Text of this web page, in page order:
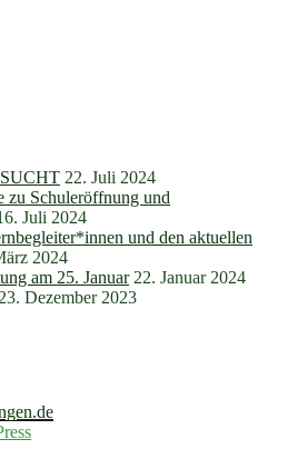
22. Juli 2024
zu Schuleröffnung und
Juli 2024
und den aktuellen
2024
am 25. Januar 22. Januar 2024
23. Dezember 2023